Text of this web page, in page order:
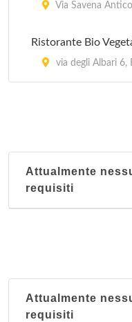
Via Savena
Ristorante Bio
via degli Albari 6,
Attualmente
requisiti
Attualmente
requisiti